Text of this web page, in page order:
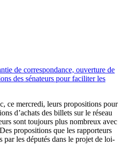
de correspondance, ouverture de
des sénateurs pour faciliter les
ce mercredi, leurs propositions pour
d’achats des billets sur le réseau
sont toujours plus nombreux avec
propositions que les rapporteurs
par les députés dans le projet de loi-